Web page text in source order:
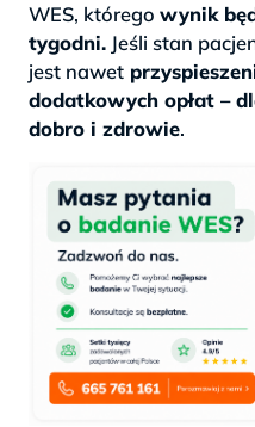
WES, którego wynik
tygodni. Jeśli stan
jest nawet
dodatkowych opłat –
dobro i zdrowie.